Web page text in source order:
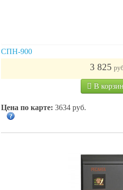
СПН-900
3 825
В
Цена по карте: 3634 руб.